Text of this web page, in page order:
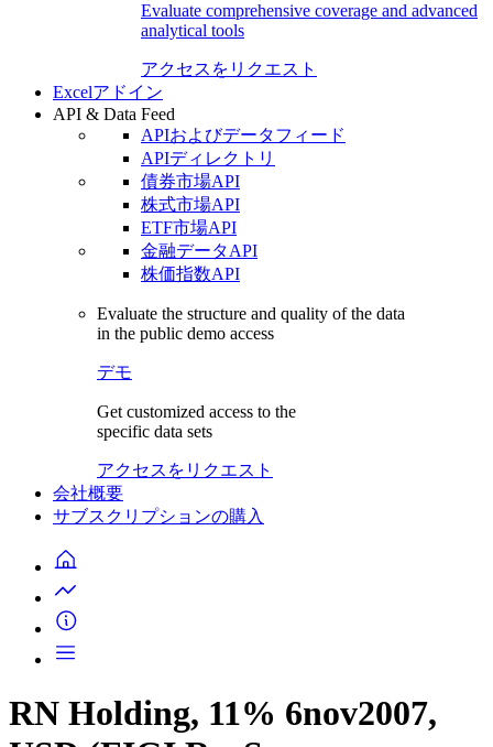
Evaluate comprehensive coverage and advanced
analytical tools
アクセスをリクエスト
Excelアドイン
API & Data Feed
APIおよびデータフィード
APIディレクトリ
債券市場API
株式市場API
ETF市場API
金融データAPI
株価指数API
Evaluate the structure and quality of the data
in the public demo access
デモ
Get customized access to the
specific data sets
アクセスをリクエスト
会社概要
サブスクリプションの購入
RN Holding, 11% 6nov2007,